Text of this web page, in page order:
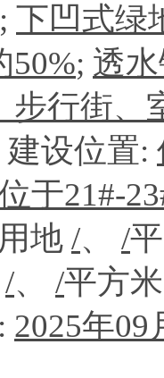
; 下凹式绿
50%; 透
步行街、
设位置:
于21#-
地 /、 /
/、 /平方
2025年09